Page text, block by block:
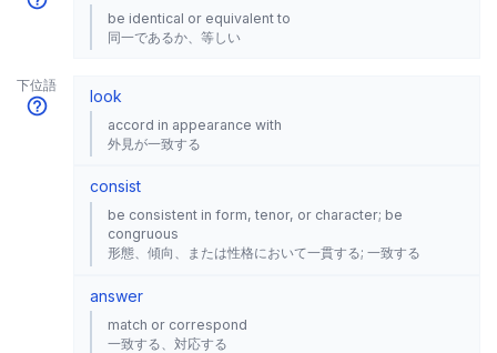
be identical or equivalent to
同一であるか、等しい
下位語
look
accord in appearance with
外見が一致する
consist
be consistent in form, tenor, or character; be
congruous
形態、傾向、または性格において一貫する; 一致する
answer
match or correspond
一致する、対応する